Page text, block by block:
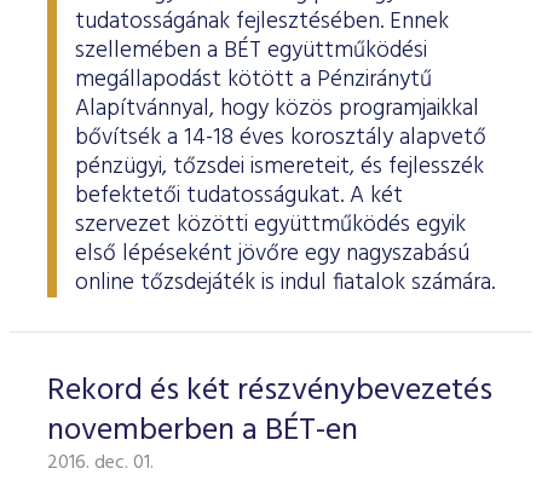
tudatosságának fejlesztésében. Ennek
szellemében a BÉT együttműködési
megállapodást kötött a Pénziránytű
Alapítvánnyal, hogy közös programjaikkal
bővítsék a 14-18 éves korosztály alapvető
pénzügyi, tőzsdei ismereteit, és fejlesszék
befektetői tudatosságukat. A két
szervezet közötti együttműködés egyik
első lépéseként jövőre egy nagyszabású
online tőzsdejáték is indul fiatalok számára.
Rekord és két részvénybevezetés
novemberben a BÉT-en
2016. dec. 01.